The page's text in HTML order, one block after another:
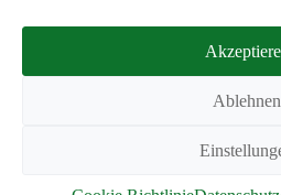
Ablehnen
Cookie Richtlinie (EU)